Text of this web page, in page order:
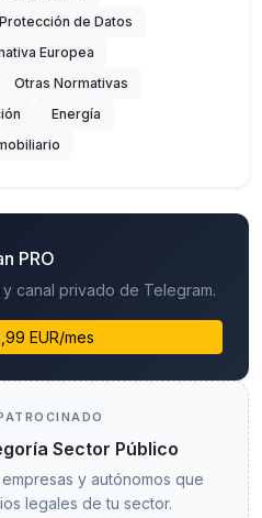
Protección de Datos
Europea
Otras Normativas
Energía
PRO
canal privado de Telegram.
EUR/mes
Sector Público
y autónomos que
legales de tu sector.